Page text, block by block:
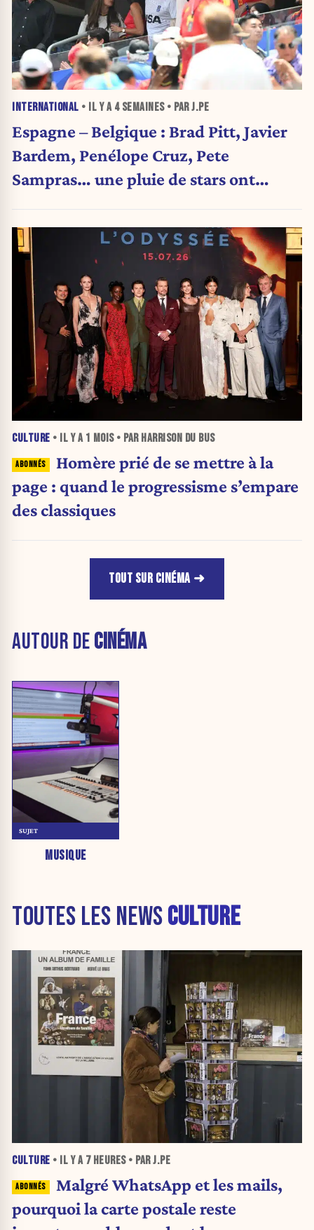
INTERNATIONAL • IL Y A 4 SEMAINES• PAR J.PE
Espagne – Belgique : Brad Pitt, Javier
Bardem, Penélope Cruz, Pete
Sampras… une pluie de stars ont
CULTURE • IL Y A 1 MOIS• PAR HARRISON DU BUS
Homère prié de se mettre à la
page : quand le progressisme s’empare
des classiques
TOUT SUR CINÉMA
AUTOUR DECINÉMA
MUSIQUE
SUJET
TOUTES LES NEWSCULTURE
CULTURE • IL Y A 7 HEURES• PAR J.PE
Malgré WhatsApp et les mails,
pourquoi la carte postale reste